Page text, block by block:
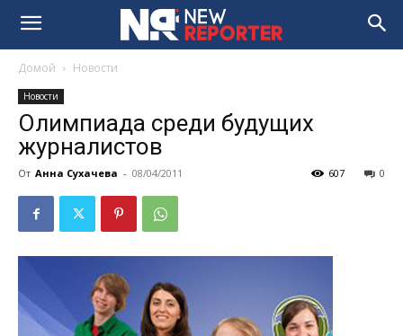
Домой Новости
Новости
Олимпиада среди будущих
журналистов
От Анна Сухачева - 08/04/2011 0
607